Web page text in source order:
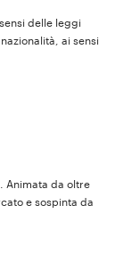
delle leggi
ai sensi
Animata da oltre
e sospinta da